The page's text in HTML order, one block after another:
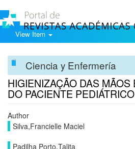
View Item
Ciencia y Enfermería
HIGIENIZAÇÃO DAS
DO PACIENTE PEDIÁTRICO
Author
Silva,Francielle Maciel
Padilha Porto,Talita